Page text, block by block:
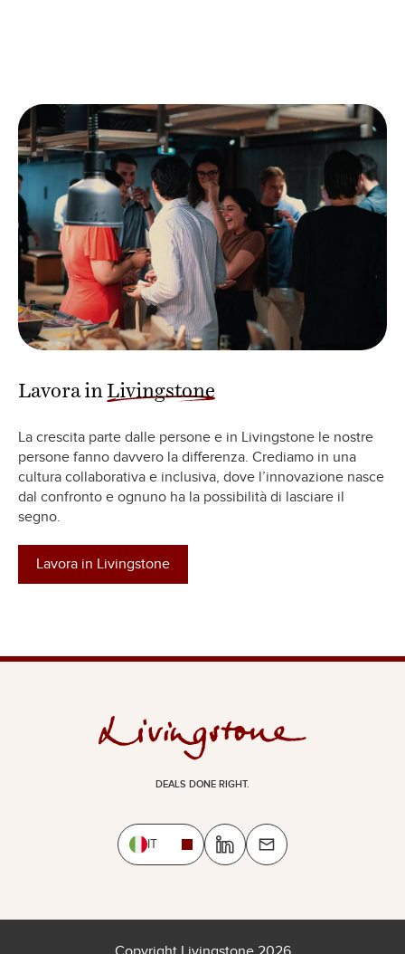
Lavora in Livingstone
La crescita parte dalle persone e in Livingstone le nostre
persone fanno davvero la differenza. Crediamo in una
cultura collaborativa e inclusiva, dove l’innovazione nasce
dal confronto e ognuno ha la possibilità di lasciare il
segno.
Lavora in Livingstone
DEALS DONE RIGHT.
IT